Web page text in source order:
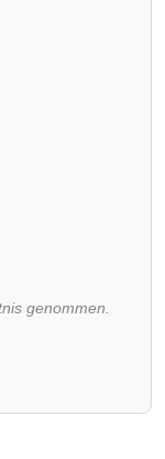
genommen.